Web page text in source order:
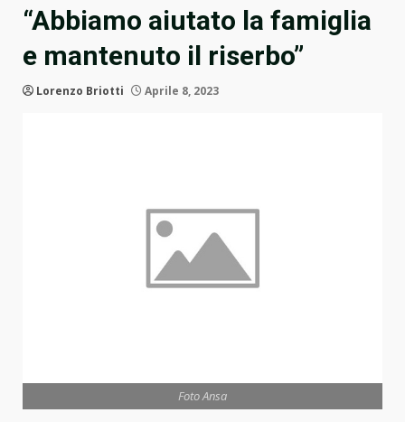
“Abbiamo aiutato la famiglia
e mantenuto il riserbo”
Lorenzo Briotti Aprile 8, 2023
Foto Ansa